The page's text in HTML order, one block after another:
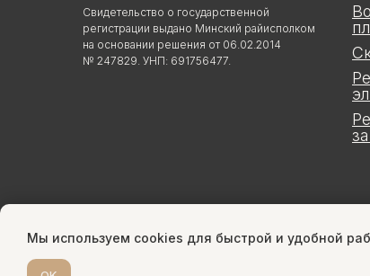
Мы используем cookies для быстрой и удобной
Свидетельство о государственной
регистрации выдано Минский райисполком
на основании решения от 06.02.2014
№ 247829. УНП: 691756477.